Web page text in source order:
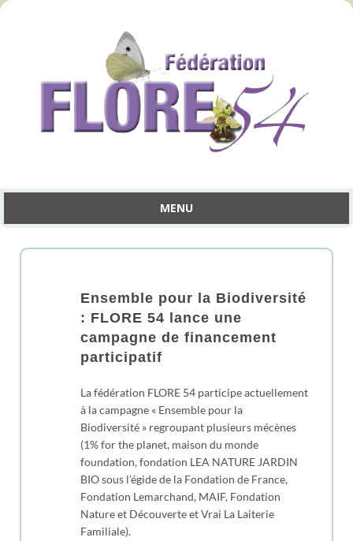
MENU
Aller
Ensemble pour la Biodiversité
: FLORE 54 lance une
campagne de financement
participatif
La fédération FLORE 54 participe actuellement
à la campagne « Ensemble pour la
Biodiversité » regroupant plusieurs mécènes
(1% for the planet, maison du monde
foundation, fondation LEA NATURE JARDIN
BIO sous l’égide de la Fondation de France,
Fondation Lemarchand, MAIF, Fondation
Nature et Découverte et Vrai La Laiterie
Familiale).